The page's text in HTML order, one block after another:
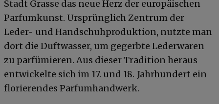
Stadt Grasse das neue Herz der europäischen
Parfumkunst. Ursprünglich Zentrum der
Leder- und Handschuhproduktion, nutzte man
dort die Duftwasser, um gegerbte Lederwaren
zu parfümieren. Aus dieser Tradition heraus
entwickelte sich im 17. und 18. Jahrhundert ein
florierendes Parfumhandwerk.